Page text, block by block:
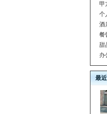
甲
个
酒
餐
甜
办
最